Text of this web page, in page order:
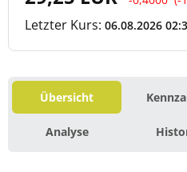
Letzter Kurs: 06.08.2026
Übersicht
Analyse